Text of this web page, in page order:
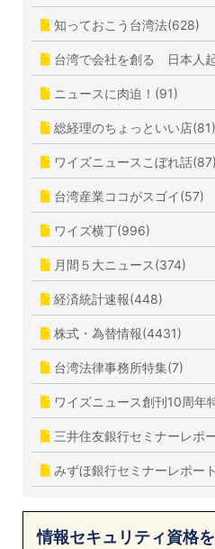
知っておこう台湾法(628)
台湾で会社を創る 日本人
ニュースに肉迫！(91)
総経理のちょっといい店(81)
ワイズニュースこぼれ話(87)
台湾産業ココがスゴイ(57)
ワイズ横丁(996)
月間５大ニュース(374)
経済統計速報(448)
株式・為替情報(4431)
台湾法律事務所特集(7)
ワイズニュース創刊10周年
三井住友銀行セミナーレポ
みずほ銀行セミナーレポー
情報セキュリティ資格